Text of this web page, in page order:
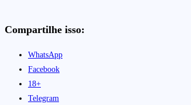
Compartilhe isso:
WhatsApp
Facebook
18+
Telegram